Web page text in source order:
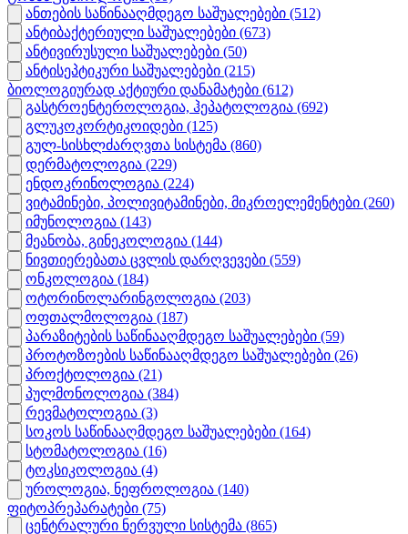
ანთების საწინააღმდეგო საშუალებები (512)
ანტიბაქტერიული საშუალებები (673)
ანტივირუსული საშუალებები (50)
ანტისეპტიკური საშუალებები (215)
ბიოლოგიურად აქტიური დანამატები (612)
გასტროენტეროლოგია, ჰეპატოლოგია (692)
გლუკოკორტიკოიდები (125)
გულ-სისხლძარღვთა სისტემა (860)
დერმატოლოგია (229)
ენდოკრინოლოგია (224)
ვიტამინები, პოლივიტამინები, მიკროელემენტები (260)
იმუნოლოგია (143)
მეანობა, გინეკოლოგია (144)
ნივთიერებათა ცვლის დარღვევები (559)
ონკოლოგია (184)
ოტორინოლარინგოლოგია (203)
ოფთალმოლოგია (187)
პარაზიტების საწინააღმდეგო საშუალებები (59)
პროტოზოების საწინააღმდეგო საშუალებები (26)
პროქტოლოგია (21)
პულმონოლოგია (384)
რევმატოლოგია (3)
სოკოს საწინააღმდეგო საშუალებები (164)
სტომატოლოგია (16)
ტოკსიკოლოგია (4)
უროლოგია, ნეფროლოგია (140)
ფიტოპრეპარატები (75)
ცენტრალური ნერვული სისტემა (865)